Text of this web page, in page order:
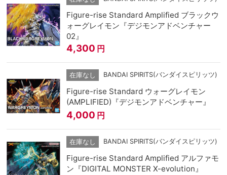
Figure-rise Standard Amplified ブラックウ
ォーグレイモン『デジモンアドベンチャー
02』
4,300 円
在庫なし BANDAI SPIRITS(バンダイスピリッツ)
Figure-rise Standard ウォーグレイモン
(AMPLIFIED)『デジモンアドベンチャー』
4,000 円
在庫なし BANDAI SPIRITS(バンダイスピリッツ)
Figure-rise Standard Amplified アルファモ
ン『DIGITAL MONSTER X-evolution』